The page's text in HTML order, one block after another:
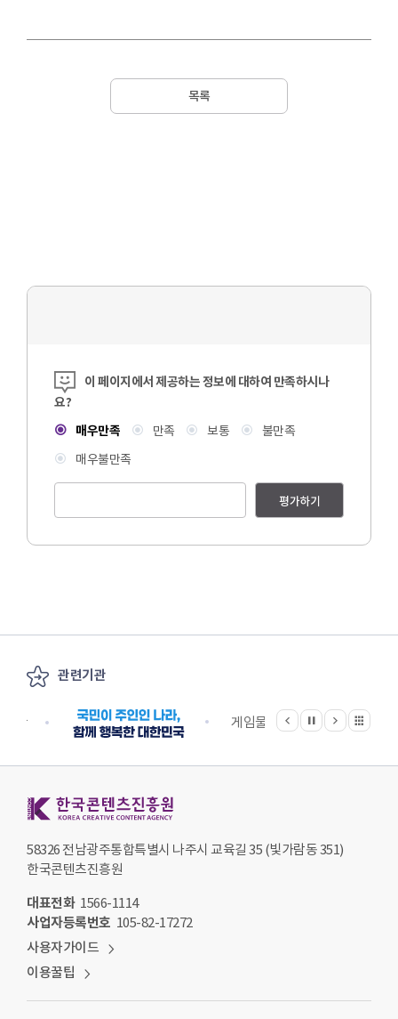
목록
콘텐츠 만족도 조사
이 페이지에서 제공하는 정보에 대하여 만족하시나
요?
매우만족
만족 보통
불만족
매우불만족
평가하기
관련기관
게임물관리위원회
이전
정지
다음 관련기관 전체보기
58326 전남광주통합특별시 나주시 교육길 35 (빛가람동 351)
한국콘텐츠진흥원
대표전화 1566-1114
사업자등록번호 105-82-17272
사용자가이드
이용꿀팁